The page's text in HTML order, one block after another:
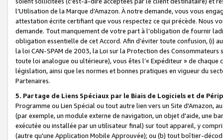
l’Utilisation de la Marque d’Amazon. À notre demande, vous vous
attestation écrite certifiant que vous respectez ce qui précède. Nous
demande. Tout manquement de votre part à l’obligation de fournir
obligation essentielle de cet Accord. Afin d’éviter toute confusion, (i)
la loi CAN-SPAM de 2003, la Loi sur la Protection des
toute loi analogue ou ultérieure), vous êtes l’« Expéditeur » de
législation, ainsi que les normes et bonnes pratiques en vigueur du
Partenaires.
5. Partage de Liens Spéciaux par le Biais de Logiciels et de
Programme ou Lien Spécial ou tout autre lien vers un Site d'Amazon,
(par exemple, un module externe de navigation, un objet d'aide, une
exécutée ou installée par un utilisateur final) sur tout appareil, y
(autre qu'une Application Mobile Approuvée); ou (b) tout boîtier-